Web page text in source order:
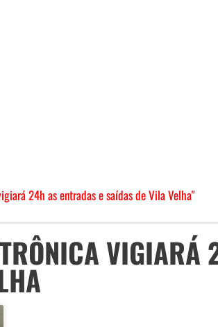
24h as entradas e saídas de Vila Velha"
VIGIARÁ